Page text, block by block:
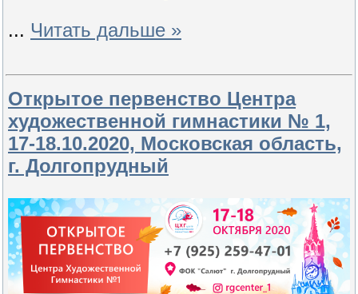
... Читать дальше »
Открытое первенство Центра
художественной гимнастики № 1,
17-18.10.2020, Московская область,
г. Долгопрудный